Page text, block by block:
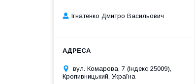
Ігнатенко Дмитро Васильович
вул. Комарова, 7 (Індекс 25009),
Кропивницький, Україна